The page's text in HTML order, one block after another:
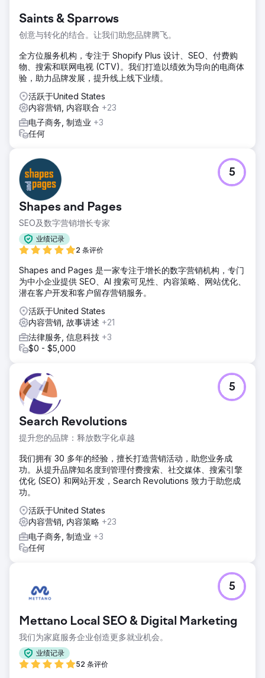
Saints & Sparrows
创意与转化的结合。让我们助您品牌腾飞。
全方位服务机构，专注于 Shopify Plus 设计、SEO、付费购
物、搜索和联网电视 (CTV)。我们打造以绩效为导向的电商体
验，助力品牌发展，提升线上线下业绩。
活跃于United States
内容营销, 内容联合 +23
电子商务, 制造业 +3
任何
Shapes and Pages
SEO及数字营销增长专家
业绩记录
2 条评价
5
Shapes and Pages 是一家专注于增长的数字营销机构，专门
为中小企业提供 SEO、AI 搜索可见性、内容策略、网站优化、
潜在客户开发和客户留存营销服务。
活跃于United States
内容营销, 故事讲述 +21
法律服务, 信息科技 +3
$0 - $5,000
Search Revolutions
提升您的品牌：释放数字化卓越
5
我们拥有 30 多年的经验，擅长打造营销活动，助您业务成
功。从提升品牌知名度到管理付费搜索、社交媒体、搜索引擎
优化 (SEO) 和网站开发，Search Revolutions 致力于助您成
功。
活跃于United States
内容营销, 内容策略 +23
电子商务, 制造业 +3
任何
Mettano Local SEO & Digital Marketing
我们为家庭服务企业创造更多就业机会。
业绩记录
52 条评价
5